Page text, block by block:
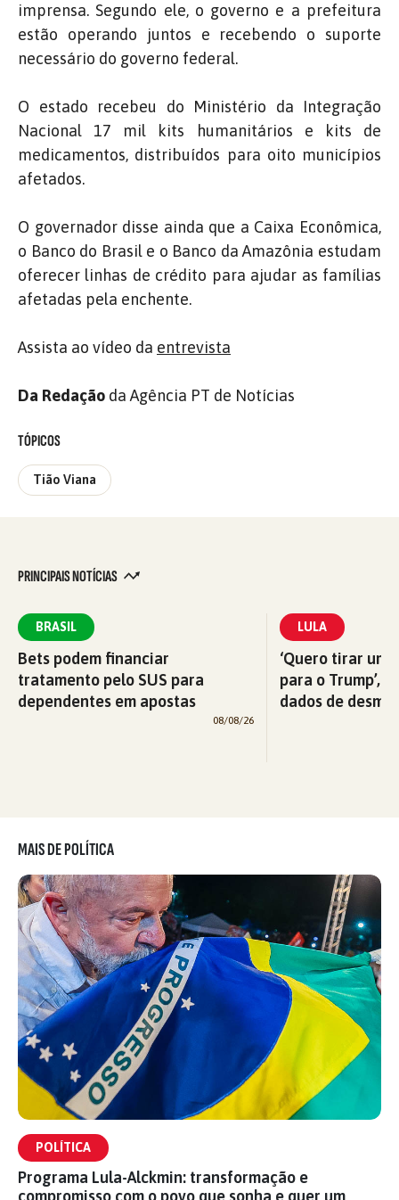
imprensa. Segundo ele, o governo e a prefeitura
estão operando juntos e recebendo o suporte
necessário do governo federal.
O estado recebeu do Ministério da Integração
Nacional 17 mil kits humanitários e kits de
medicamentos, distribuídos para oito municípios
afetados.
O governador disse ainda que a Caixa Econômica,
o Banco do Brasil e o Banco da Amazônia estudam
oferecer linhas de crédito para ajudar as famílias
afetadas pela enchente.
Assista ao vídeo da entrevista
Da Redação da Agência PT de Notícias
TÓPICOS
Tião Viana
PRINCIPAIS NOTÍCIAS
BRASIL
Bets podem financiar
tratamento pelo SUS para
dependentes em apostas
08/08/26
LULA
‘Quero tirar
para o Trump’,
dados de
MAIS DE POLÍTICA
POLÍTICA
Programa Lula-Alckmin: transformação e